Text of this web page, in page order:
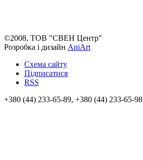
©2008, ТОВ "СВЕН Центр"
Розробка і дизайн AniArt
Схема сайту
Підписатися
RSS
+380 (44) 233-65-89, +380 (44) 233-65-98